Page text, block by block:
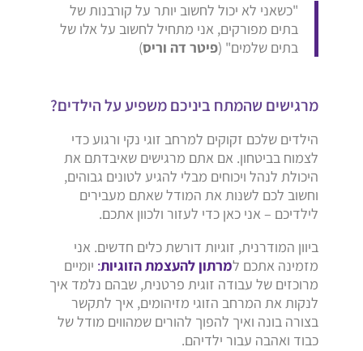
"כשאני לא יכול לחשוב יותר על קורבנות של
בתים מפורקים, אני מתחיל לחשוב על אלו של
בתים שלמים" (פיטר דה וריס)
מרגישים שהמתח ביניכם משפיע על הילדים?
הילדים שלכם זקוקים למרחב זוגי נקי ורגוע כדי
לצמוח בביטחון. אם אתם מרגישים שאיבדתם את
היכולת לנהל ויכוחים מבלי להגיע לטונים גבוהים,
וחשוב לכם לשנות את המודל שאתם מעבירים
לילדיכם – אני כאן כדי לעזור ולכוון אתכם.
ביוון המודרנית, זוגיות דורשת כלים חדשים. אני
מזמינה אתכם למרתון להעצמת הזוגיות: יומיים
מרוכזים של עבודה זוגית פרטנית, שבהם נלמד איך
לנקות את המרחב הזוגי מזיהומים, איך לתקשר
בצורה בונה ואיך להפוך להורים שמהווים מודל של
כבוד ואהבה עבור ילדיהם.